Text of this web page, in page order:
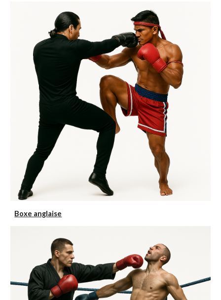
Boxe anglaise